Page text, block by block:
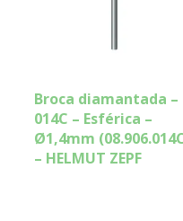
Broca diamantada –
014C – Esférica –
Ø1,4mm
– HELMUT ZEPF